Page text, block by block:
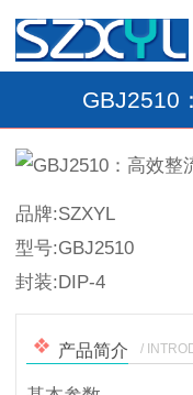
GBJ2510
品牌:SZXYL
型号:GBJ2510
封装:DIP-4
产品简介 /